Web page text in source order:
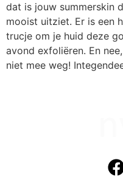
dat is jouw summerskin
mooist uitziet. Er is een
trucje om je huid deze
avond exfoliëren. En
niet mee weg!